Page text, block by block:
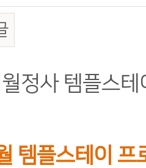
정사 템플스테
템플스테이 프